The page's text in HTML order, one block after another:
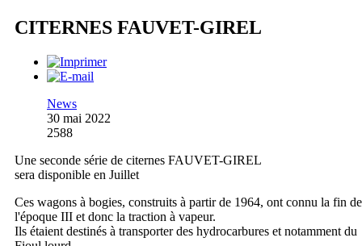
CITERNES FAUVET-GIREL
News
30 mai 2022
2588
Une seconde série de citernes FAUVET-GIREL
sera disponible en Juillet
Ces wagons à bogies, construits à partir de 1964, ont connu la fin de
l'époque III et donc la traction à vapeur.
Ils étaient destinés à transporter des hydrocarbures et notamment du